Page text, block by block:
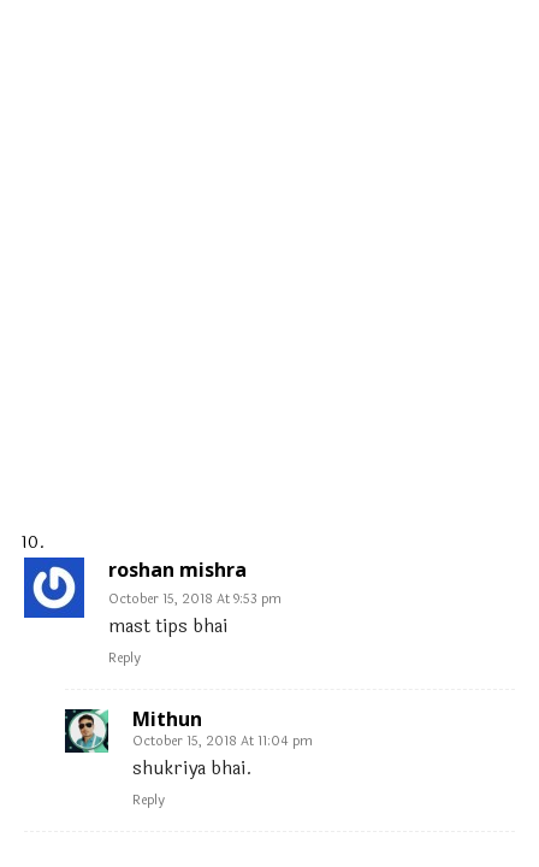
roshan mishra
October 15, 2018 At 9:53 pm
mast tips bhai
Reply
Mithun
October 15, 2018 At 11:04 pm
shukriya bhai.
Reply